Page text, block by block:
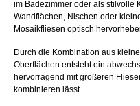
im Badezimmer oder als stilvolle
Wandflächen, Nischen oder
Mosaikfliesen optisch
Durch die Kombination aus
Oberflächen entsteht ein
hervorragend mit größeren
kombinieren lässt.